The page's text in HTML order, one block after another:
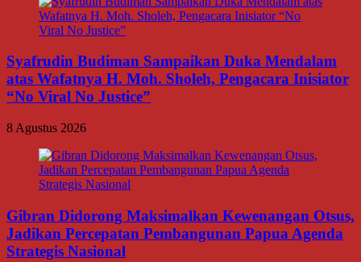
Syafrudin Budiman Sampaikan Duka Mendalam
atas Wafatnya H. Moh. Sholeh, Pengacara Inisiator
“No Viral No Justice”
8 Agustus 2026
Gibran Didorong Maksimalkan Kewenangan Otsus,
Jadikan Percepatan Pembangunan Papua Agenda
Strategis Nasional